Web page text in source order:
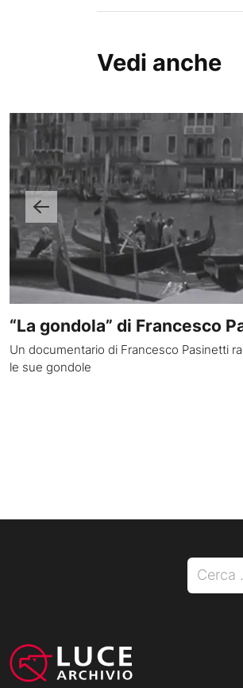
Vedi anche
“La gondola” di Francesco
Un documentario di Francesco Pasinetti
le sue gondole
Ricerca